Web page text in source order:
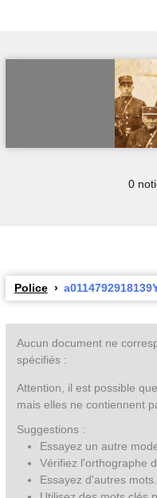
0
Police
Aucun document ne
spécifiés :
Attention, il est possible
mais elles ne contiennent
Suggestions :
Essayez un autre
Vérifiez l'orthographe
Essayez d'autres mots.